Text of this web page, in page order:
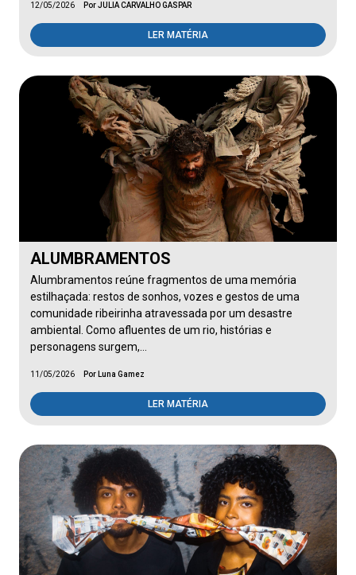
12/05/2026 Por JULIA CARVALHO GASPAR
LER MATÉRIA
ALUMBRAMENTOS
Alumbramentos reúne fragmentos de uma memória
estilhaçada: restos de sonhos, vozes e gestos de uma
comunidade ribeirinha atravessada por um desastre
ambiental. Como afluentes de um rio, histórias e
personagens surgem,…
11/05/2026 Por Luna Gamez
LER MATÉRIA